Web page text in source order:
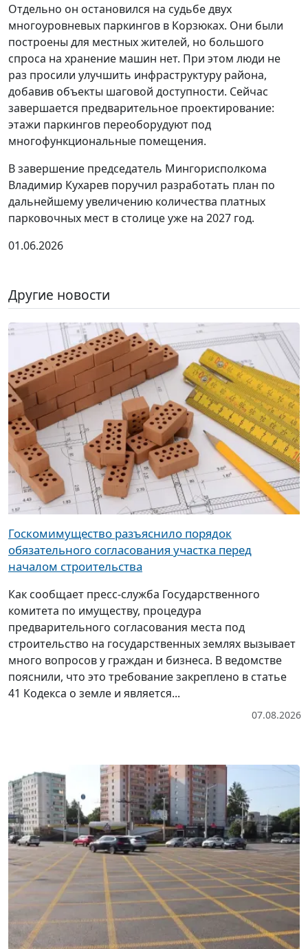
Отдельно он остановился на судьбе двух
многоуровневых паркингов в Корзюках. Они были
построены для местных жителей, но большого
спроса на хранение машин нет. При этом люди не
раз просили улучшить инфраструктуру района,
добавив объекты шаговой доступности. Сейчас
завершается предварительное проектирование:
этажи паркингов переоборудуют под
многофункциональные помещения.
В завершение председатель Мингорисполкома
Владимир Кухарев поручил разработать план по
дальнейшему увеличению количества платных
парковочных мест в столице уже на 2027 год.
01.06.2026
Другие новости
Госкомимущество разъяснило порядок
обязательного согласования участка перед
началом строительства
Как сообщает пресс-служба Государственного
комитета по имуществу, процедура
предварительного согласования места под
строительство на государственных землях вызывает
много вопросов у граждан и бизнеса. В ведомстве
пояснили, что это требование закреплено в статье
41 Кодекса о земле и является...
07.08.2026